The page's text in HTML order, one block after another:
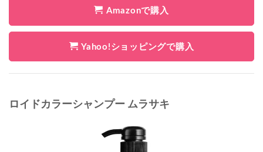
Amazonで購入
Yahoo!ショッピングで購入
ロイドカラーシャンプー ムラサキ